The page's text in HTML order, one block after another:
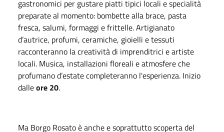
gastronomici per gustare piatti tipici locali e specialità
preparate al momento: bombette alla brace, pasta
fresca, salumi, formaggi e frittelle. Artigianato
d’autrice, profumi, ceramiche, gioielli e tessuti
racconteranno la creatività di imprenditrici e artiste
locali. Musica, installazioni floreali e atmosfere che
profumano d’estate completeranno l'esperienza. Inizio
dalleore 20.
Ma Borgo Rosato è anche e soprattutto scoperta del